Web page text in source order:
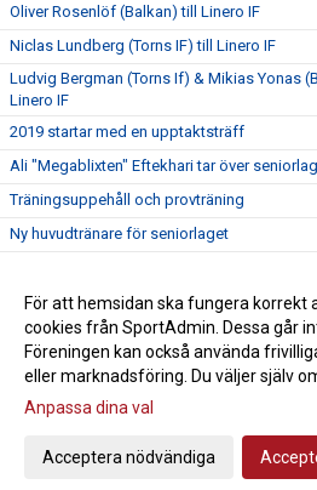
Oliver Rosenlöf (Balkan) till Linero IF
Niclas Lundberg (Torns IF) till Linero IF
Ludvig Bergman (Torns If) & Mikias Yonas
Linero IF
2019 startar med en upptaktsträff
Ali "Megablixten" Eftekhari tar över
Träningsuppehåll och provträning
Ny huvudtränare för seniorlaget
Dags för provträning
Ny medlem i 100-klubben
Gå till Webbversion
För att hemsidan ska fungera korrekt
cookies från SportAdmin. Dessa går
Föreningen kan också använda
eller marknadsföring. Du väljer själv
Anpassa dina val
Acceptera nödvändiga